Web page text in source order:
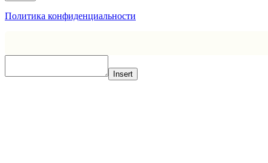
Политика конфиденциальности
Insert